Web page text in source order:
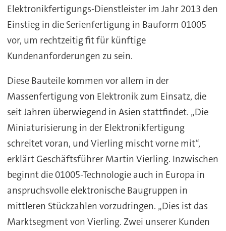
Elektronikfertigungs-Dienstleister im Jahr 2013 den
Einstieg in die Serienfertigung in Bauform 01005
vor, um rechtzeitig fit für künftige
Kundenanforderungen zu sein.
Diese Bauteile kommen vor allem in der
Massenfertigung von Elektronik zum Einsatz, die
seit Jahren überwiegend in Asien stattfindet. „Die
Miniaturisierung in der Elektronikfertigung
schreitet voran, und Vierling mischt vorne mit“,
erklärt Geschäftsführer Martin Vierling. Inzwischen
beginnt die 01005-Technologie auch in Europa in
anspruchsvolle elektronische Baugruppen in
mittleren Stückzahlen vorzudringen. „Dies ist das
Marktsegment von Vierling. Zwei unserer Kunden